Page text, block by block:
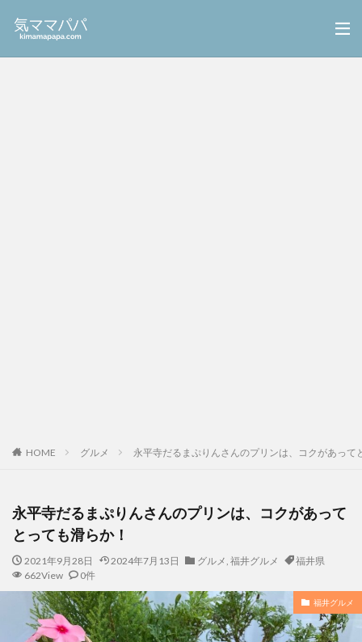
HOME グルメ 永平寺だるまぷりんさんのプリンは、コクがあって
永平寺だるまぷりんさんのプリンは、コクがあって
とっても滑らか！
2021年9月28日 2024年7月13日 グルメ, 福井グルメ
福井県
662View
0件
福井グルメ